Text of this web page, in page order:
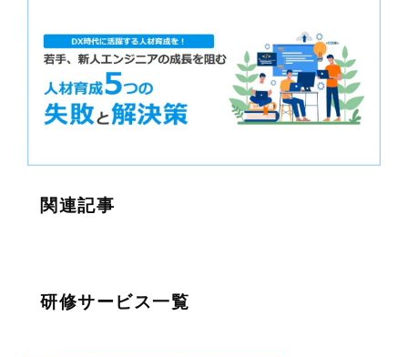
関連記事
研修サービス一覧